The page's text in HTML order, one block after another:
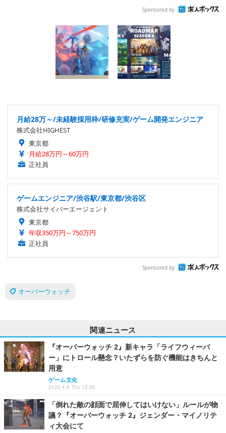
Sponsored by
月給28万～/未経験採用枠/研修充実/ゲーム開発エンジニア
株式会社HIGHEST
東京都
月給28万円～60万円
正社員
ゲームエンジニア/渋谷駅/東京都/渋谷区
株式会社サイバーエージェント
東京都
年収350万円～750万円
正社員
Sponsored by
オーバーウォッチ
関連ニュース
『オーバーウォッチ 2』新キャラ「ライフウィーバ
ー」にトロール懸念？いたずらを防ぐ機能はきちんと
用意
ゲーム文化
2023.4.6 Thu 12:56
「倒れた敵の顔面で屈伸してはいけない」ルールが物
議？『オーバーウォッチ 2』ジェンダー・マイノリテ
ィ大会にて